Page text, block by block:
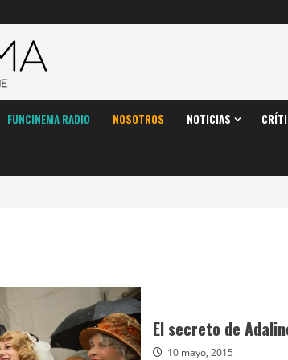
FUNCINEMA RADIO NOSOTROS NOTICIAS
El secreto de
10 mayo, 2015